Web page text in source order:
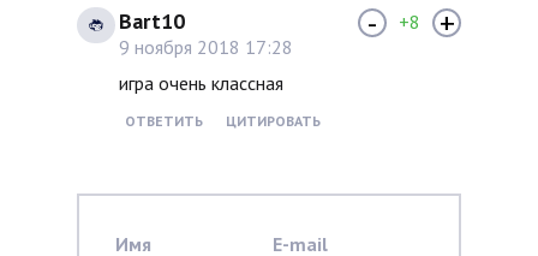
Bart10
9 ноября 2018 17:28
игра очень классная
ОТВЕТИТЬ ЦИТИРОВАТЬ
- +8 +
Имя E-mail